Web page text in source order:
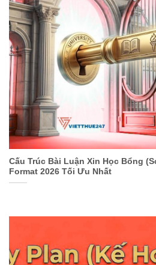
Cấu Trúc Bài Luận Xin Học Bổng
Format 2026 Tối Ưu Nhất